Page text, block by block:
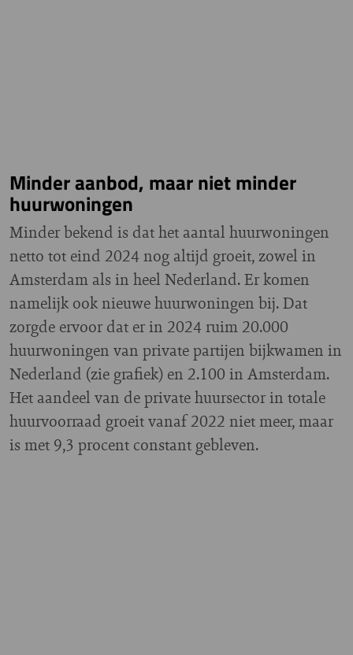
Minder aanbod, maar niet minder
huurwoningen
Minder bekend is dat het aantal huurwoningen
netto tot eind 2024 nog altijd groeit, zowel in
Amsterdam als in heel Nederland. Er komen
namelijk ook nieuwe huurwoningen bij. Dat
zorgde ervoor dat er in 2024 ruim 20.000
huurwoningen van private partijen bijkwamen in
Nederland (zie grafiek) en 2.100 in Amsterdam.
Het aandeel van de private huursector in totale
huurvoorraad groeit vanaf 2022 niet meer, maar
is met 9,3 procent constant gebleven.